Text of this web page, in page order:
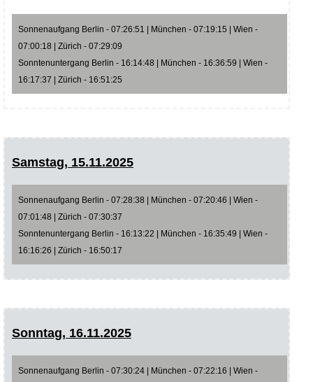
Sonnenaufgang Berlin - 07:26:51 | München - 07:19:15 | Wien -
07:00:18 | Zürich - 07:29:09
Sonntenuntergang Berlin - 16:14:48 | München - 16:36:59 | Wien -
16:17:37 | Zürich - 16:51:25
Samstag, 15.11.2025
Sonnenaufgang Berlin - 07:28:38 | München - 07:20:46 | Wien -
07:01:48 | Zürich - 07:30:37
Sonntenuntergang Berlin - 16:13:22 | München - 16:35:49 | Wien -
16:16:26 | Zürich - 16:50:17
Sonntag, 16.11.2025
Sonnenaufgang Berlin - 07:30:24 | München - 07:22:16 | Wien -